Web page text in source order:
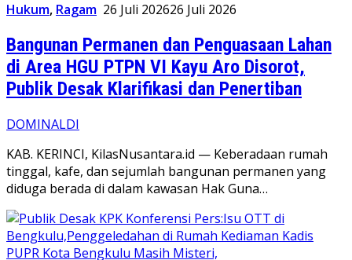
Hukum, Ragam 26 Juli 202626 Juli 2026
Bangunan Permanen dan Penguasaan Lahan
di Area HGU PTPN VI Kayu Aro Disorot,
Publik Desak Klarifikasi dan Penertiban
DOMINALDI
KAB. KERINCI, KilasNusantara.id — Keberadaan rumah
tinggal, kafe, dan sejumlah bangunan permanen yang
diduga berada di dalam kawasan Hak Guna…